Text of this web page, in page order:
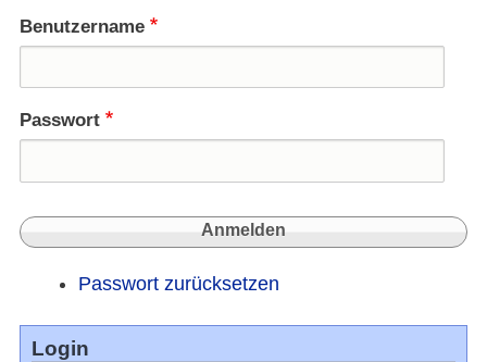
Benutzername
Passwort
Passwort zurücksetzen
Login